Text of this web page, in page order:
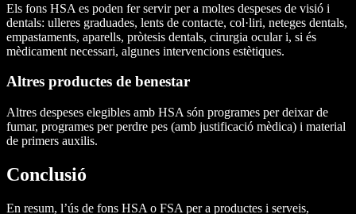
Els fons HSA es poden fer servir per a moltes despeses de visió i
dentals: ulleres graduades, lents de contacte, col·liri, neteges dentals,
empastaments, aparells, pròtesis dentals, cirurgia ocular i, si és
mèdicament necessari, algunes intervencions estètiques.
Altres productes de benestar
Altres despeses elegibles amb HSA són programes per deixar de
fumar, programes per perdre pes (amb justificació mèdica) i material
de primers auxilis.
Conclusió
En resum, l’ús de fons HSA o FSA per a productes i serveis,